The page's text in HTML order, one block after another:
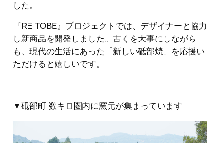
した。
『RE TOBE』プロジェクトでは、デザイナーと協力
し新商品を開発しました。古くを大事にしながら
も、現代の生活にあった「新しい砥部焼」を応援い
ただけると嬉しいです。
▼砥部町 数キロ圏内に窯元が集まっています